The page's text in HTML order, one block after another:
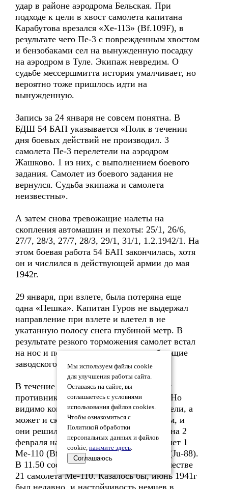
удар в районе аэродрома Бельская. При
подходе к цели в хвост самолета капитана
Карабутова врезался «Хе-113» (Bf.109F), в
результате чего Пе-3 с поврежденным хвостом
и бензобаками сел на вынужденную посадку
на аэродром в Туле. Экипаж невредим. О
судьбе мессершмитта история умалчивает, но
вероятно тоже пришлось идти на
вынужденную.
Запись за 24 января не совсем понятна. В
БДШ 54 БАП указывается «Полк в течении
дня боевых действий не производил. 3
самолета Пе-3 перелетели на аэродром
Жашково. 1 из них, с выполнением боевого
задания. Самолет из боевого задания не
вернулся. Судьба экипажа и самолета
неизвестны».
А затем снова тревожащие налеты на
скопления автомашин и пехоты: 25/1, 26/6,
27/7, 28/3, 27/7, 28/3, 29/1, 31/1, 1.2.1942/1. На
этом боевая работа 54 БАП закончилась, хотя
он и числился в действующей армии до мая
1942г.
29 января, при взлете, была потеряна еще
одна «Пешка». Капитан Гуров не выдержал
направление при взлете и влетел в не
укатанную полосу снега глубиной метр. В
результате резкого торможения самолет встал
на нос и получил повреждения, требующие
заводского ремонта.
В течение указанного времени авиация
противника действий не производила. Но
видимо комариные укусы немцам надоели, а
может и сказались удары по аэродромам, и
они решили их прекратить. В ночь с 1 на 2
февраля на аэродром был совершен налет 1
Ме-110 (Bf.110) и 2-х самолетов Ю-88 (Ju-88).
В 11.50 состоялся второй налет в количестве
21 самолета Ме-110. Казалось бы, июнь 1941г
был недавно, и настойчивость немцев в
Мы используем файлы cookie
для улучшения работы сайта.
Оставаясь на сайте, вы
соглашаетесь с условиями
использования файлов cookies.
Чтобы ознакомиться с
Политикой обработки
персональных данных и файлов
cookie, нажмите здесь.
Соглашаюсь